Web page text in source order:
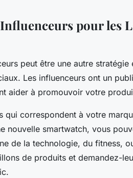
pour les
peut être une autre
Les influenceurs ont un
aider à promouvoir votre
qui correspondent à votre
nouvelle smartwatch, vous
de la technologie, du fitness,
de produits et demandez-